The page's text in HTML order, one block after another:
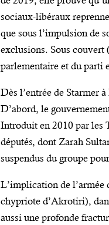
sociaux-libéraux
que sous l’impulsion de
exclusions. Sous couvert
parlementaire et du parti
Dès l’entrée de Starmer
D’abord, le
Introduit en 2010 par les
députés, dont Zarah
suspendus du groupe
L’implication de l’armée
chypriote d’Akrotiri),
aussi une profonde